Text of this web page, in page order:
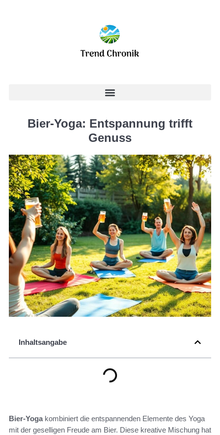
Bier-Yoga: Entspannung trifft
Genuss
Inhaltsangabe
Bier-Yogakombiniert die entspannenden Elemente des Yoga
mit der geselligen Freude am Bier. Diese kreative Mischung hat